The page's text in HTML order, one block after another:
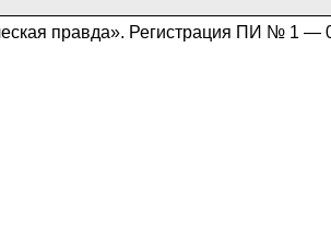
правда». Регистрация ПИ № 1 —